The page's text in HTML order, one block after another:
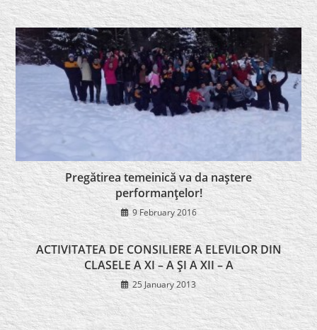
Pregătirea temeinică va da naştere
performanţelor!
9 February 2016
ACTIVITATEA DE CONSILIERE A ELEVILOR DIN
CLASELE A XI – A ŞI A XII – A
25 January 2013